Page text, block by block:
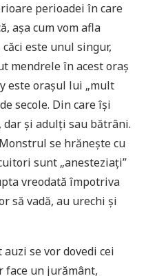
perioadei în care
așa cum vom afla
este unul singur,
mendrele în acest oraș
este orașul lui „mult
secole. Din care își
și adulți sau bătrâni.
se hrănește cu
sunt „anesteziați”
vreodată împotriva
să vadă, au urechi și
se vor dovedi cei
face un jurământ,